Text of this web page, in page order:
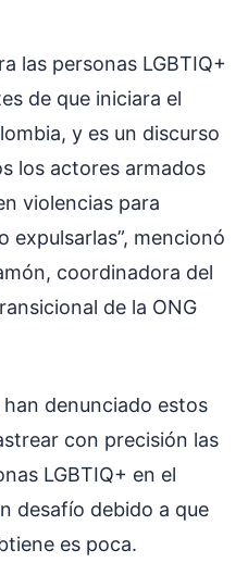
las personas LGBTIQ+
de que iniciara el
y es un discurso
los actores armados
violencias para
expulsarlas”, mencionó
coordinadora del
de la ONG
denunciado estos
con precisión las
LGBTIQ+ en el
desafío debido a que
es poca.